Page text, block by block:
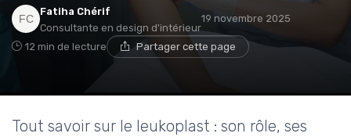
Fatiha Chérif
Consultante en design d'intérieur
19 novembre 2025
12 min de lecture Partager cette page
Tout savoir sur le leukoplast : son rôle, ses